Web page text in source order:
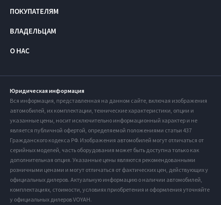
ПОКУПАТЕЛЯМ
ВЛАДЕЛЬЦАМ
О НАС
Юридическая информация
Вся информация, представленная на данном сайте, включая изображения
автомобилей, их комплектации, технические характеристики, опции и
указанные цены, носит исключительно информационный характер и не
является публичной офертой, определяемой положениями статьи 437
Гражданского кодекса РФ. Изображения автомобилей могут отличаться от
серийных моделей, часть оборудования может быть доступна только как
дополнительная опция. Указанные цены являются рекомендованными
розничными ценами и могут отличаться от фактических цен, действующих у
официальных дилеров. Актуальную информацию о наличии автомобилей,
комплектациях, стоимости, условиях приобретения и оформления уточняйте
у официальных дилеров VOYAH.